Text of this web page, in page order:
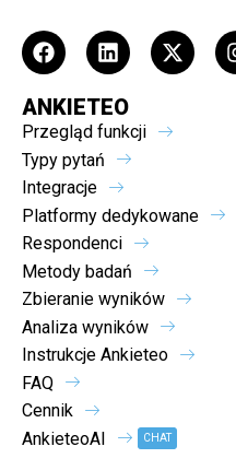
ANKIETEO
Przegląd funkcji
Typy pytań
Integracje
Platformy dedykowane
Respondenci
Metody badań
Zbieranie wyników
Analiza wyników
Instrukcje Ankieteo
FAQ
Cennik
AnkieteoAI
CHAT